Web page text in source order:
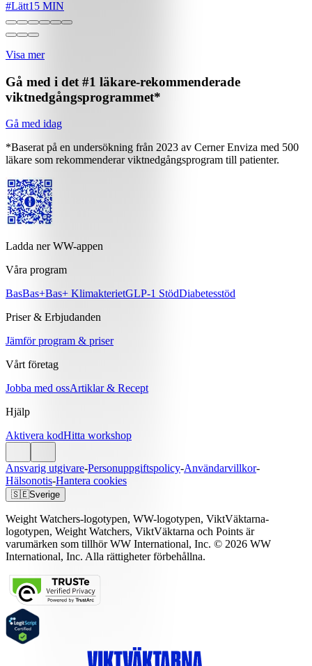
#Lätt15 MIN
Visa mer
Gå med i det #1 läkare-rekommenderade
viktnedgångsprogrammet*
Gå med idag
*Baserat på en undersökning från 2023 av Cerner Enviza med 500
läkare som rekommenderar viktnedgångsprogram till patienter.
Ladda ner WW-appen
Våra program
BasBas+Bas+ KlimakterietGLP-1 StödDiabetesstöd
Priser & Erbjudanden
Jämför program & priser
Vårt företag
Jobba med ossArtiklar & Recept
Hjälp
Aktivera kodHitta workshop
Ansvarig utgivare-Personuppgiftspolicy-Användarvillkor-
Hälsonotis-Hantera cookies
🇸🇪Sverige
Weight Watchers-logotypen, WW-logotypen, ViktVäktarna-
logotypen, Weight Watchers, ViktVäktarna och Points är
varumärken som tillhör WW International, Inc. © 2026 WW
International, Inc. Alla rättigheter förbehållna.